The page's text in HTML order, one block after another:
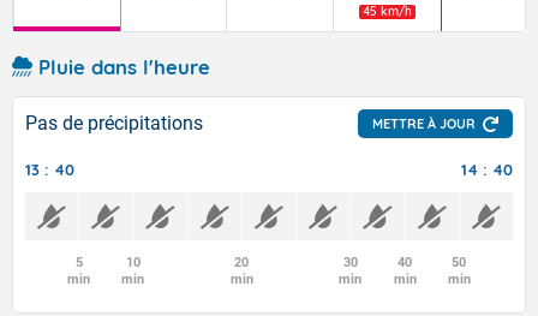
45 km/h
Pluie dans l'heure
Pas de précipitations METTRE À JOUR
13 : 40 14 : 40
5
min
10
min
20
min
30
min
40
min
50
min